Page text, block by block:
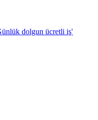
dolgun ücretli iş'